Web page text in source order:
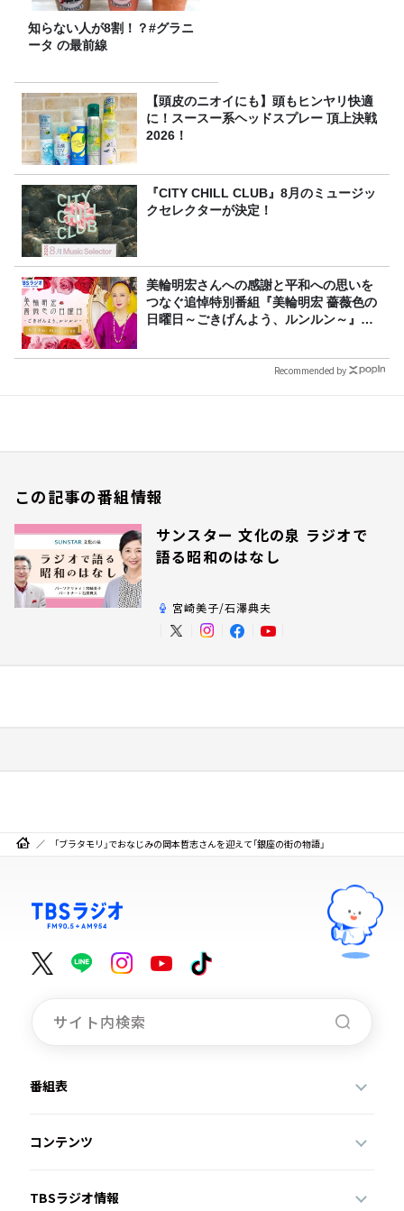
知らない人が8割！？#グラニ
ータ の最前線
【頭皮のニオイにも】頭もヒンヤリ快適
に！スースー系ヘッドスプレー 頂上決戦
2026！
『CITY CHILL CLUB』8月のミュージッ
クセレクターが決定！
美輪明宏さんへの感謝と平和への思いを
つなぐ追悼特別番組『美輪明宏 薔薇色の
日曜日～ごきげんよう、ルンルン～』
Recommended by
この記事の番組情報
サンスター 文化の泉 ラジオで
語る昭和のはなし
宮崎美子/石澤典夫
「ブラタモリ」でおなじみの岡本哲志さんを迎えて「銀座の街の物語」
番組表
コンテンツ
TBSラジオ情報